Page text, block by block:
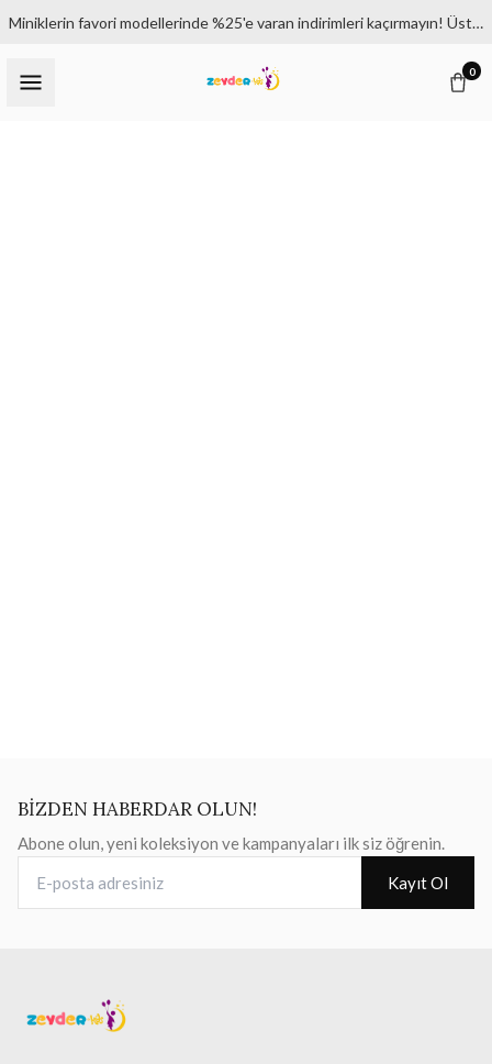
Miniklerin favori modellerinde %25'e varan indirimleri kaçırmayın! Üstelik 1500₺ ve üzeri siparişlerde kargo bedava.
0
BİZDEN HABERDAR OLUN!
Abone olun, yeni koleksiyon ve kampanyaları ilk siz öğrenin.
Kayıt Ol